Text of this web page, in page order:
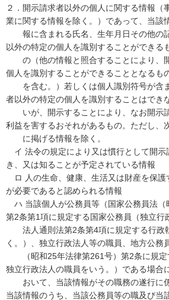
２．開示請求者以外の個人に関する情報（
業に関する情報を除く。）であって、当該
報に含まれる氏名、生年月日その他の
以外の特定の個人を識別することができる
の（他の情報と照合することにより、
個人を識別することができることとなるも
を含む。）若しくは個人識別符号が含
者以外の特定の個人を識別することはでき
いが、開示することにより、なお開示
利益を害するおそれがあるもの。ただし、
に掲げる情報を除く。
イ 法令の規定により又は慣行として開示
き、又は知ることが予定されている情報
ロ 人の生命、健康、生活又は財産を保護
が必要であると認められる情報
ハ 当該個人が公務員等（国家公務員法（
第2条第1項に規定する国家公務員（独立行
法人通則法第2条第4項に規定する行政
く。）、独立行政法人等の職員、地方公務
（昭和25年法律第261号）第2条に規定
独立行政法人の職員をいう。）である場合
おいて、当該情報がその職務の遂行に係
当該情報のうち、当該公務員等の職及び当